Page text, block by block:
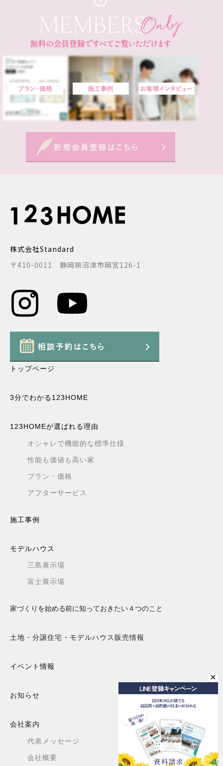
株式会社Standard
〒410-0011 静岡県沼津市岡宮126-1
トップページ
3分でわかる123HOME
123HOMEが選ばれる理由
オシャレで機能的な標準仕様
性能も価値も高い家
プラン・価格
アフターサービス
施工事例
モデルハウス
三島展示場
富士展示場
家づくりを始める前に知っておきたい４つのこと
土地・分譲住宅・モデルハウス販売情報
イベント情報
お知らせ
会社案内
代表メッセージ
会社概要